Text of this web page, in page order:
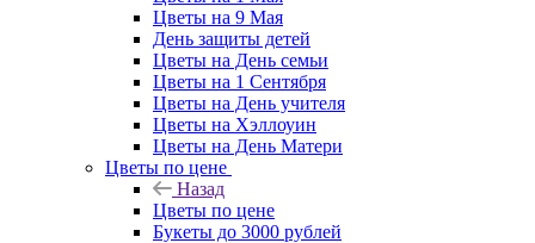
Цветы на 9 Мая
День защиты детей
Цветы на День семьи
Цветы на 1 Сентября
Цветы на День учителя
Цветы на Хэллоуин
Цветы на День Матери
Цветы по цене
Назад
Цветы по цене
Букеты до 3000 рублей